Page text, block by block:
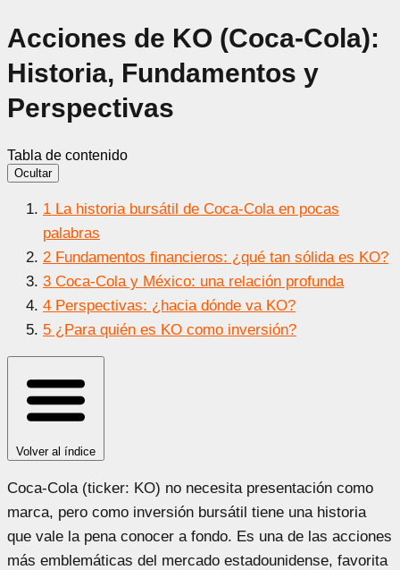
Acciones de KO (Coca-Cola):
Historia, Fundamentos y
Perspectivas
Tabla de contenido
Ocultar
1 La historia bursátil de Coca-Cola en pocas
palabras
2 Fundamentos financieros: ¿qué tan sólida es KO?
3 Coca-Cola y México: una relación profunda
4 Perspectivas: ¿hacia dónde va KO?
5 ¿Para quién es KO como inversión?
Volver al índice
Coca-Cola (ticker: KO) no necesita presentación como
marca, pero como inversión bursátil tiene una historia
que vale la pena conocer a fondo. Es una de las acciones
más emblemáticas del mercado estadounidense, favorita